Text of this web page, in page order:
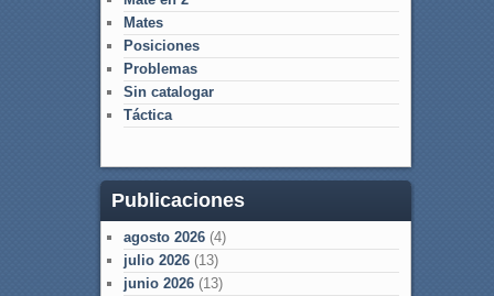
Mates
Posiciones
Problemas
Sin catalogar
Táctica
Publicaciones
agosto 2026(4)
julio 2026(13)
junio 2026(13)